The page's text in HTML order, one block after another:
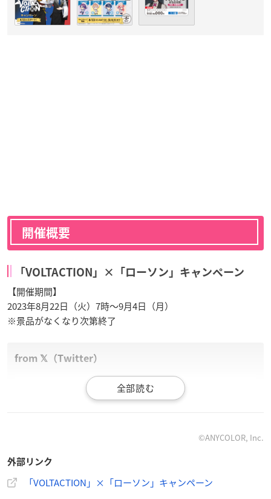
開催概要
「VOLTACTION」×「ローソン」キャンペーン
【開催期間】
2023年8月22日（火）7時〜9月4日（月）
※景品がなくなり次第終了
【予告】8/22朝7時～VTuberグループ にじさんじ
使用したオリジナルクリアファイルがもらえます(^^)#ロー
m/QwvEFPfBNA
— ローソン (@akiko_lawson)August 15, 2023
©ANYCOLOR, Inc.
外部リンク
「VOLTACTION」×「ローソン」キャンペーン